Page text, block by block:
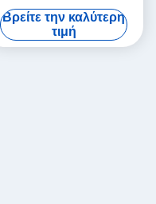
συσκευασία περιτυλίγματος
1400mm FM-5540
Βρείτε την καλύτερη
τιμή